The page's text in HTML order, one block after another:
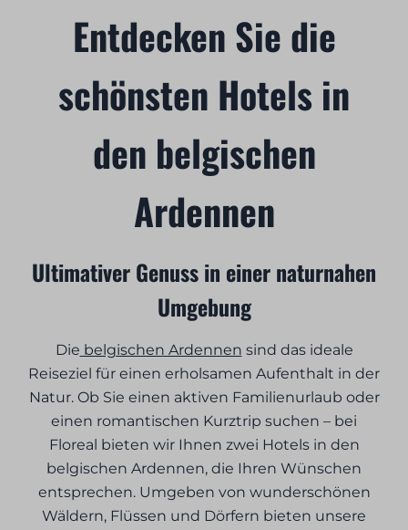
Entdecken Sie die
schönsten Hotels in
den belgischen
Ardennen
Ultimativer Genuss in einer naturnahen
Umgebung
Die belgischen Ardennen sind das ideale
Reiseziel für einen erholsamen Aufenthalt in der
Natur. Ob Sie einen aktiven Familienurlaub oder
einen romantischen Kurztrip suchen – bei
Floreal bieten wir Ihnen zwei Hotels in den
belgischen Ardennen, die Ihren Wünschen
entsprechen. Umgeben von wunderschönen
Wäldern, Flüssen und Dörfern bieten unsere